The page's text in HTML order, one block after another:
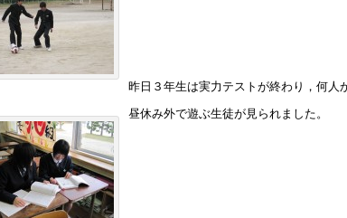
昨日３年生は実力テストが終わり，何人
昼休み外で遊ぶ生徒が見られました。